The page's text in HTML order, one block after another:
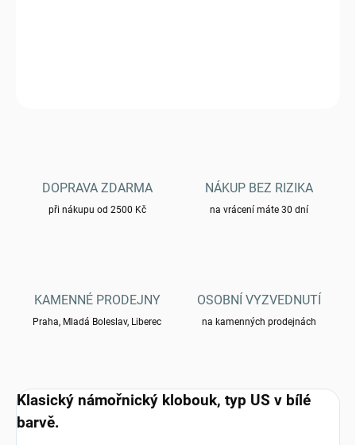
DOPRAVA ZDARMA
při nákupu od 2500 Kč
NÁKUP BEZ RIZIKA
na vrácení máte 30 dní
KAMENNÉ PRODEJNY
Praha, Mladá Boleslav, Liberec
OSOBNÍ VYZVEDNUTÍ
na kamenných prodejnách
Klasický námořnický klobouk, typ US v bílé
barvě.